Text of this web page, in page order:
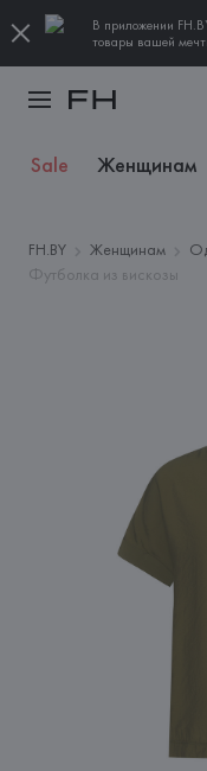
В приложении
товары вашей
Sale Женщинам
FH.BY Женщинам
Футболка из вискозы